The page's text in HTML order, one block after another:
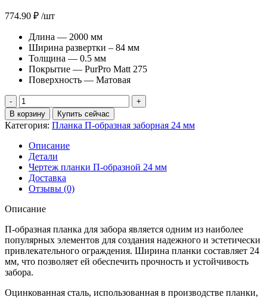
774.90 ₽ /шт
Длина — 2000 мм
Ширина развертки – 84 мм
Толщина — 0.5 мм
Покрытие — PurPro Matt 275
Поверхность — Матовая
Количество
товара
Планка
образная
заборная
24
0,5
PurPro
275
пленкой
RAL
8017
шоколад
(2м)
В корзину Купить сейчас
Категория: Планка П-образная заборная 24 мм
Описание
Детали
Чертеж планки П-образной 24 мм
Доставка
Отзывы (0)
Описание
П-образная планка для забора является одним из наиболее
популярных элементов для создания надежного и эстетически
привлекательного ограждения. Ширина планки составляет 24
мм, что позволяет ей обеспечить прочность и устойчивость
забора.
Оцинкованная сталь, использованная в производстве планки,